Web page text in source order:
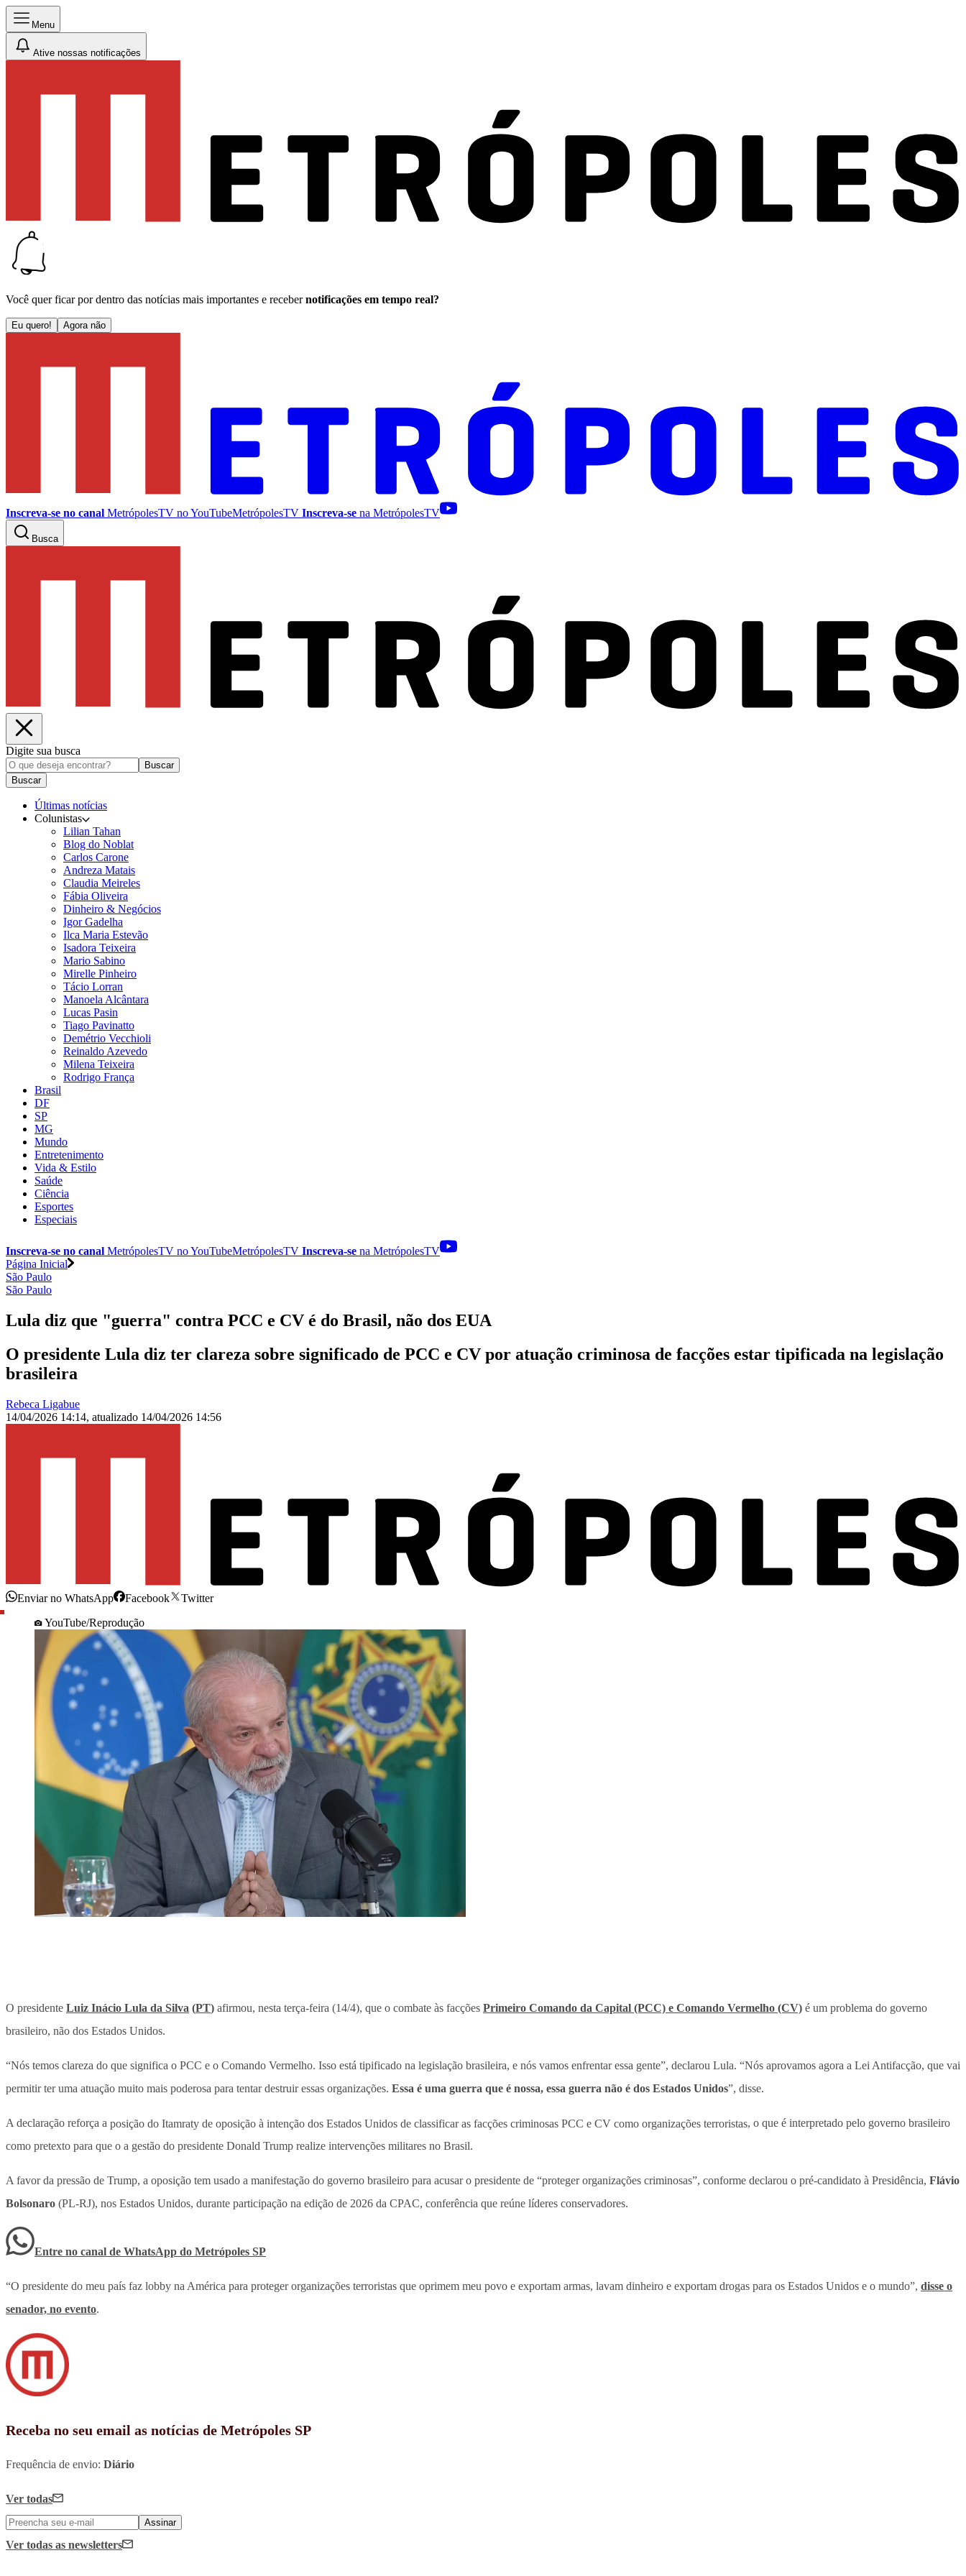
Menu
Ative nossas notificações
Você quer ficar por dentro das notícias mais importantes e receber notificações em tempo real?
Eu quero! Agora não
Inscreva-se no canal MetrópolesTV noYouTubeMetrópolesTV Inscreva-se na MetrópolesTV
Busca
Digite sua busca
Buscar
Buscar
Últimas notícias
Colunistas
Lilian Tahan
Blog do Noblat
Carlos Carone
Andreza Matais
Claudia Meireles
Fábia Oliveira
Dinheiro & Negócios
Igor Gadelha
Ilca Maria Estevão
Isadora Teixeira
Mario Sabino
Mirelle Pinheiro
Tácio Lorran
Manoela Alcântara
Lucas Pasin
Tiago Pavinatto
Demétrio Vecchioli
Reinaldo Azevedo
Milena Teixeira
Rodrigo França
Brasil
DF
SP
MG
Mundo
Entretenimento
Vida & Estilo
Saúde
Ciência
Esportes
Especiais
Inscreva-se no canal MetrópolesTV noYouTubeMetrópolesTV Inscreva-se na MetrópolesTV
Página Inicial
São Paulo
São Paulo
Lula diz que "guerra" contra PCC e CV é do Brasil, não dos EUA
O presidente Lula diz ter clareza sobre significado de PCC e CV por atuação criminosa de facções estar tipificada na legislação
brasileira
Rebeca Ligabue
14/04/2026 14:14, atualizado 14/04/2026 14:56
Enviar no WhatsApp Facebook
Twitter
YouTube/Reprodução
O presidente Luiz Inácio Lula da Silva (PT) afirmou, nesta terça-feira (14/4), que o combate às facções Primeiro Comando da Capital (PCC) e Comando Vermelho (CV) é um problema do governo
brasileiro, não dos Estados Unidos.
“Nós temos clareza do que significa o PCC e o Comando Vermelho. Isso está tipificado na legislação brasileira, e nós vamos enfrentar essa gente”, declarou Lula. “Nós aprovamos agora a Lei Antifacção, que vai
permitir ter uma atuação muito mais poderosa para tentar destruir essas organizações. Essa é uma guerra que é nossa, essa guerra não é dos Estados Unidos”, disse.
A declaração reforça a posição do Itamraty de oposição à intenção dos Estados Unidos de classificar as facções criminosas PCC e CV como organizações terroristas, o que é interpretado pelo governo brasileiro
como pretexto para que o a gestão do presidente Donald Trump realize intervenções militares no Brasil.
A favor da pressão de Trump, a oposição tem usado a manifestação do governo brasileiro para acusar o presidente de “proteger organizações criminosas”, conforme declarou o pré-candidato à Presidência, Flávio
Bolsonaro (PL-RJ), nos Estados Unidos, durante participação na edição de 2026 da CPAC, conferência que reúne líderes conservadores.
Entre no canal de WhatsApp do Metrópoles SP
“O presidente do meu país faz lobby na América para proteger organizações terroristas que oprimem meu povo e exportam armas, lavam dinheiro e exportam drogas para os Estados Unidos e o mundo”, disse o
senador, no evento.
Receba no seu email as notícias de Metrópoles SP
Frequência de envio: Diário
Ver todas
Assinar
Ver todas as newsletters